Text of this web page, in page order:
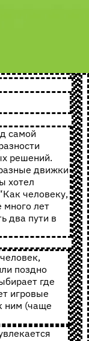
самой
решений.
движки
хотел
человеку,
много лет
два пути в
поздно
где
игровые
ним (чаще